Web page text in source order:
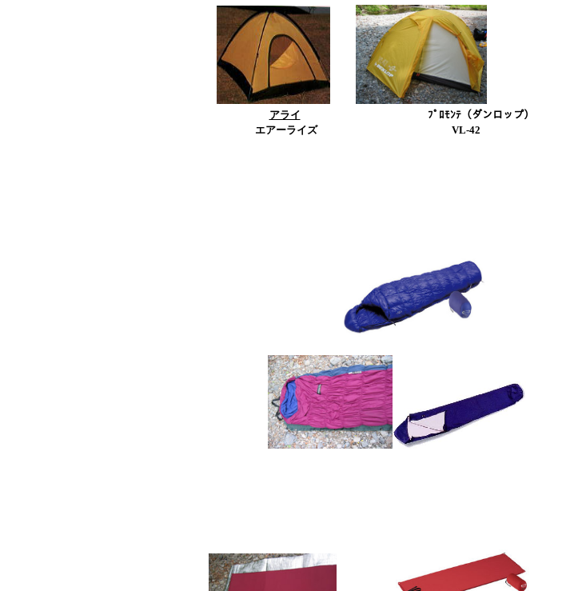
アライ
ﾌﾟﾛﾓﾝﾃ（ダンロップ）
エアーライズ
VL-42